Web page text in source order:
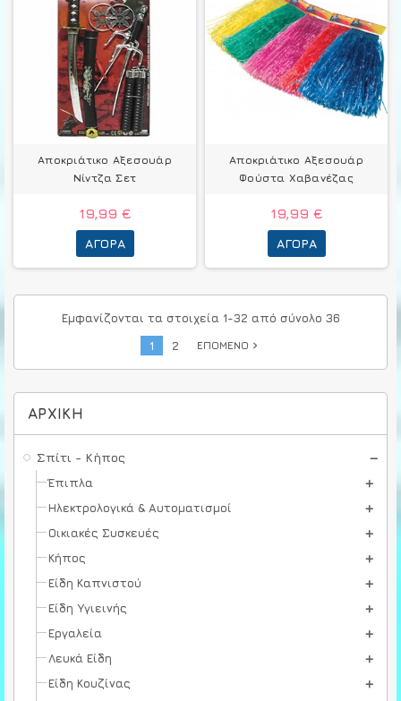
ΑΡΧΙΚΉ
Σπίτι - Κήπος
Έπιπλα
Ηλεκτρολογικά & Αυτοματισμοί
Οικιακές Συσκευές
Κήπος
Είδη Καπνιστού
Είδη Υγιεινής
Εργαλεία
Λευκά Είδη
Είδη Κουζίνας
Αποκριάτικο Αξεσουάρ
Νίντζα Σετ
19,99 €
ΑΓΟΡΆ
Αποκριάτικο Αξεσουάρ
Φούστα Χαβανέζας
19,99 €
ΑΓΟΡΆ
Εμφανίζονται τα στοιχεία 1-32 από σύνολο 36
1
2 ΕΠΌΜΕΝΟ navigate_next